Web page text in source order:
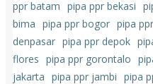
ppr batam pipa ppr bekasi
bima pipa ppr bogor pipa
denpasar pipa ppr depok
flores pipa ppr gorontalo
jakarta pipa ppr jambi pipa